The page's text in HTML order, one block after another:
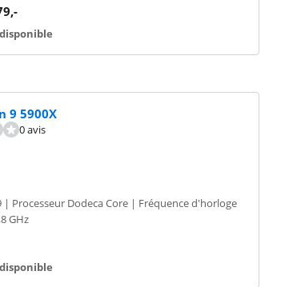
,-
9 5900X
0 avis
| Processeur Dodeca Core | Fréquence d'horloge
GHz